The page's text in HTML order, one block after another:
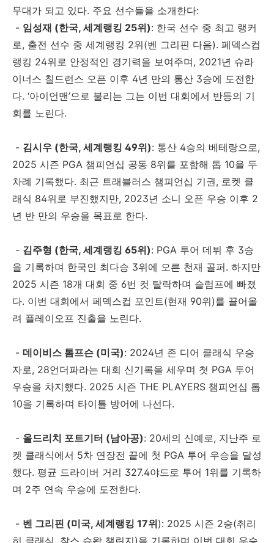
무대가 되고 있다. 주요 선수들을 소개한다:
- 임성재 (한국, 세계랭킹 25위): 한국 선수 중 최고 랭커
로, 출전 선수 중 세계랭킹 2위(벤 그리핀 다음). 페덱스컵
랭킹 24위로 안정적인 경기력을 보여주며, 2021년 슈라
이너스 칠드런스 오픈 이후 4년 만의 통산 3승에 도전한
다. ‘아이언맨’으로 불리는 그는 이번 대회에서 반등의 기
회를 노린다.
- 김시우 (한국, 세계랭킹 49위): 통산 4승의 베테랑으로,
2025 시즌 PGA 챔피언십 공동 8위를 포함해 톱 10을 두
차례 기록했다. 최근 트래블러스 챔피언십 기권, 로켓 클
래식 84위로 부진했지만, 2023년 소니 오픈 우승 이후 2
년 반 만의 우승을 목표로 한다.
- 김주형 (한국, 세계랭킹 65위): PGA 투어 데뷔 후 3승
을 기록하며 한국인 최다승 3위에 오른 천재 골퍼. 하지만
2025 시즌 18개 대회 중 6번 컷 탈락하며 슬럼프에 빠졌
다. 이번 대회에서 페덱스컵 포인트(현재 90위)를 끌어올
려 플레이오프 진출을 노린다.
- 데이비스 톰프슨 (미국): 2024년 존 디어 클래식 우승
자로, 28언더파라는 대회 신기록을 세우며 첫 PGA 투어
우승을 차지했다. 2025 시즌 THE PLAYERS 챔피언십 톱
10을 기록하며 타이틀 방어에 나선다.
- 올드리치 포트기터 (남아공): 20세의 신예로, 지난주 로
켓 클래식에서 5차 연장전 끝에 첫 PGA 투어 우승을 달성
했다. 평균 드라이버 거리 327.4야드로 투어 1위를 기록하
며 2주 연속 우승에 도전한다.
- 벤 그리핀 (미국, 세계랭킹 17위): 2025 시즌 2승(취리
히 클래식, 찰스 슈왑 챌린지)을 기록하며 이번 대회 우승